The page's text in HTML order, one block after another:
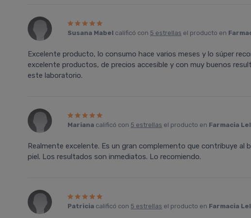
Susana Mabel calificó con 5 estrellas el producto en
Excelente producto, lo consumo hace varios meses y lo súper
excelente productos, de precios accesible y con muy buenos
este laboratorio.
Mariana calificó con 5 estrellas el producto en Farmacia
Realmente excelente. Es un gran complemento que contribuye al
piel. Los resultados son inmediatos. Lo recomiendo.
Patricia calificó con 5 estrellas el producto en Farmacia